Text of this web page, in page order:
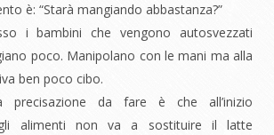
è: “Starà mangiando abbastanza?”
i bambini che vengono autosvezzati
poco. Manipolano con le mani ma alla
ben poco cibo.
precisazione da fare è che all’inizio
alimenti non va a sostituire il latte